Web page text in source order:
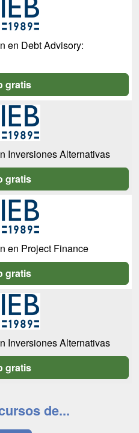
en Debt Advisory:
gratis
Inversiones Alternativas
gratis
en Project Finance
gratis
Inversiones Alternativas
gratis
de...